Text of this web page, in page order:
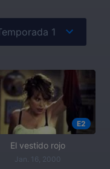
E2
El vestido rojo
Jan. 16, 2000